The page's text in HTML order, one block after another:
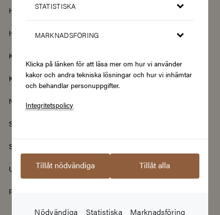
STATISTISKA
MARKNADSFÖRING
Klicka på länken för att läsa mer om hur vi använder
kakor och andra tekniska lösningar och hur vi inhämtar
och behandlar personuppgifter.
Integritetspolicy
Tillåt nödvändiga Tillåt alla
Nödvändiga Statistiska Marknadsföring
Hem & Trädgård
Hotell & Resor Hållbarhet & Second Hand
Kläder & Accessoarer
Kurser Mat & Dryck
Nyheter
Skönhet & Hälsa
Sport & Fritid
Upplevelser Välgörenhet
Populära presentkort